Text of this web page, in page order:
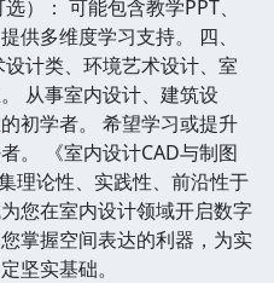
）： 可能包含教学PPT、
供多维度学习支持。 四、
计类、环境艺术设计、室
从事室内设计、建筑设
初学者。 希望学习或提升
。 《室内设计CAD与制图
理论性、实践性、前沿性于
您在室内设计领域开启数字
掌握空间表达的利器，为实
坚实基础。